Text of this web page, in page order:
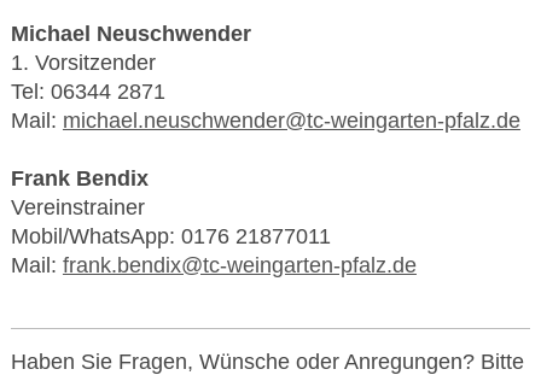
Michael Neuschwender
1. Vorsitzender
Tel: 06344 2871
Mail: michael.neuschwender@tc-weingarten-pfalz.de
Frank Bendix
Vereinstrainer
Mobil/WhatsApp: 0176 21877011
Mail: frank.bendix@tc-weingarten-pfalz.de
Haben Sie Fragen, Wünsche oder Anregungen? Bitte